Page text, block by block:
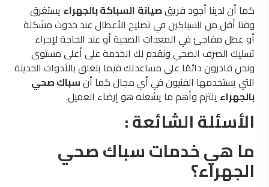
كما أن لدينا أجود فريقصيانة السباكة بالجهراء يستغرق
وقتا أقل من السباكين في تصليح الأعطال عند حدوث مشكلة
أو عطل مفاجئ في المعدات الصحية أو عند الحاجة لإجراء
تسليك الصرف الصحي ونقدم لك الخدمة على أعلى مستوى
ونحن قادرون دائمًا على مساعدتك فيما يتعلق بالأدوات الحديثة
التي يستخدمها الفنيون في أي مجال كما أنسباك صحي
بالجهراء يلتزم وأهم ما يشغله هو إرضاء العميل.
الأسئلة الشائعة :
ما هي خدمات سباك صحي
الجهراء؟